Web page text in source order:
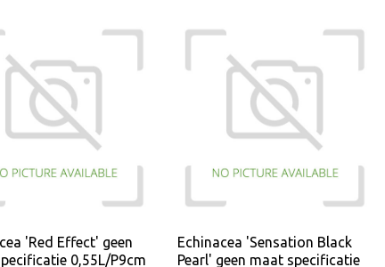
'Red Effect' geen
0,55L/P9cm
Echinacea 'Sensation Black
Pearl' geen maat specificatie